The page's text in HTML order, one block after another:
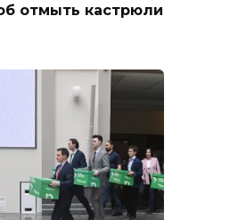
отмыть кастрюли